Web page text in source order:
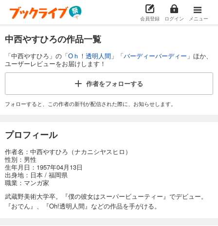
会員登録 ログイン メニュー
中西やすひろの作品一覧
「中西やすひろ」の「Oｈ！透明人間 」「バーディーバーディー 」ほか、
ユーザーレビューをお届けします！
作者をフォローする
フォローすると、この作者の新刊が配信された際に、お知らせします。
プロフィール
作者名：中西やすひろ（ナカニシヤスヒロ）
性別：男性
生年月日：1957年04月13日
出身地：日本 / 福岡県
職業：マンガ家
武蔵野美術大学卒。『僕の彼女はスーパービューティー』でデビュー。
『おでん』、『Oh!透明人間』などの作品を手がける。